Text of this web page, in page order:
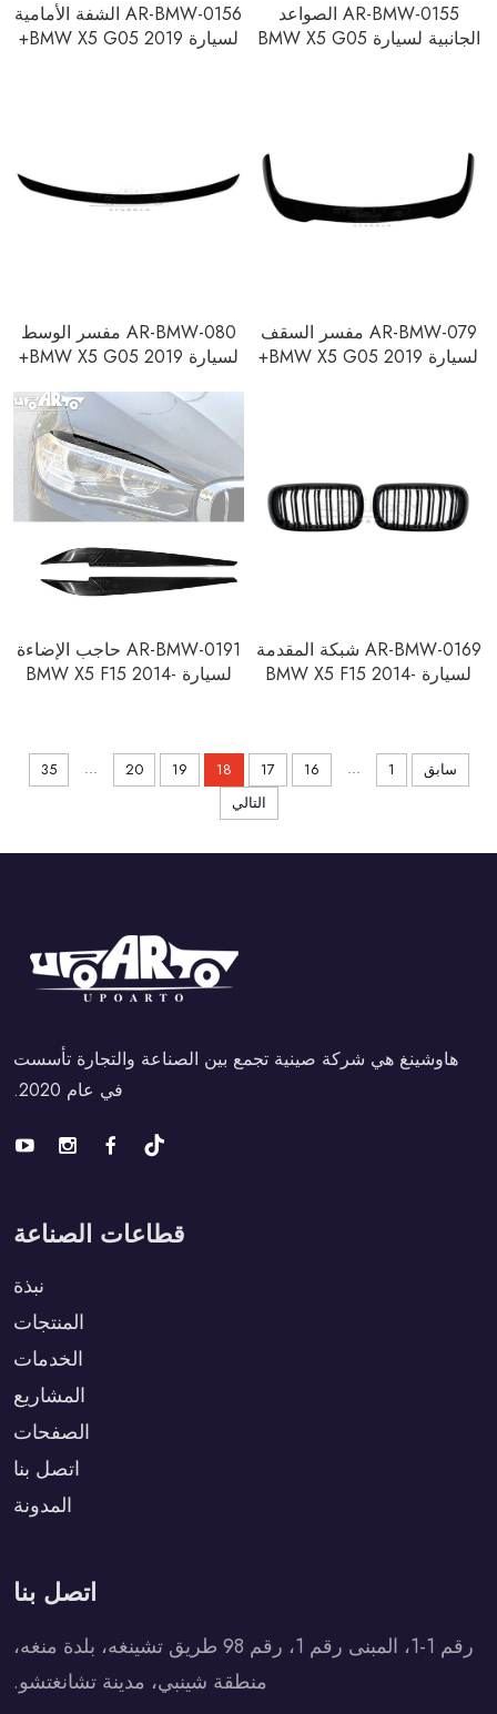
AR-BMW-0156 الشفة الأمامية
لسيارة BMW X5 G05 2019+
AR-BMW-0155 الصواعد
الجانبية لسيارة BMW X5 G05
AR-BMW-080 مفسر الوسط
لسيارة BMW X5 G05 2019+
AR-BMW-079 مفسر السقف
لسيارة BMW X5 G05 2019+
AR-BMW-0191 حاجب الإضاءة
لسيارة BMW X5 F15 2014-
AR-BMW-0169 شبكة المقدمة
لسيارة BMW X5 F15 2014-
سابق 1
...
16
17
18
19
20
...
35
التالي
هاوشينغ هي شركة صينية تجمع بين الصناعة والتجارة تأسست
في عام 2020.
قطاعات الصناعة
نبذة
المنتجات
الخدمات
المشاريع
الصفحات
اتصل بنا
المدونة
اتصل بنا
رقم 1-1، المبنى رقم 1، رقم 98 طريق تشينغه، بلدة منغه،
منطقة شينبي، مدينة تشانغتشو.